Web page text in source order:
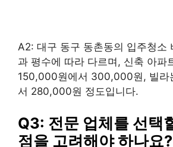
A2: 대구 동구 동촌동의 입주청소
과 평수에 따라 다르며, 신축 아파
150,000원에서 300,000원, 빌라
서 280,000원 정도입니다.
Q3: 전문 업체를 선택
점을 고려해야 하나요?